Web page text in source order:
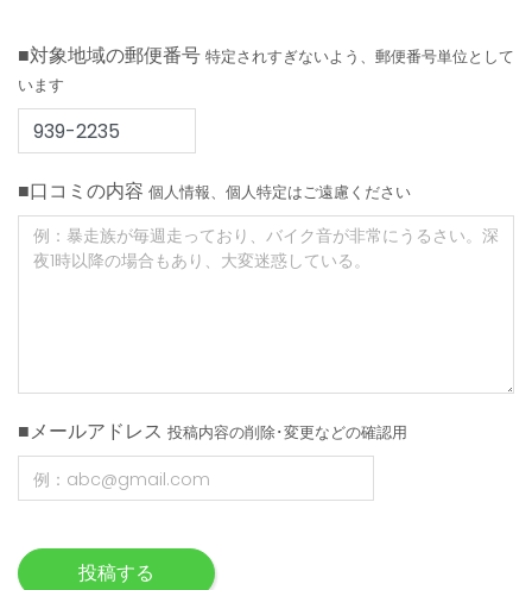
■対象地域の郵便番号 特定されすぎないよう、郵便番号単位として
います
■口コミの内容 個人情報、個人特定はご遠慮ください
■メールアドレス 投稿内容の削除･変更などの確認用
投稿する